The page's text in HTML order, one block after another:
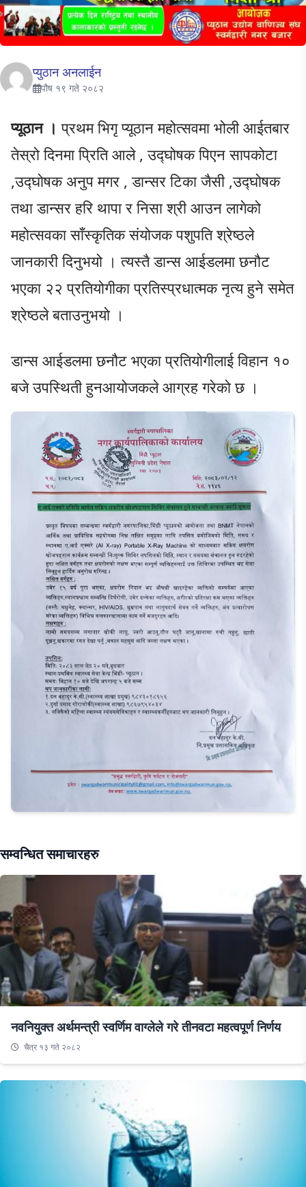
प्युठान अनलाईन
पौष १९ गते २०८२
प्यूठान । प्रथम भिगृ प्यूठान महोत्सवमा भोली आईतबार
तेस्रो दिनमा प्रिति आले , उद्घोषक पिएन सापकोटा
,उद्घोषक अनुप मगर , डान्सर टिका जैसी ,उद्घोषक
तथा डान्सर हरि थापा र निसा श्री आउन लागेको
महोत्सवका साँस्कृतिक संयोजक पशुपति श्रेष्ठले
जानकारी दिनुभयो । त्यस्तै डान्स आईडलमा छनौट
भएका २२ प्रतियोगीका प्रतिस्प्रधात्मक नृत्य हुने समेत
श्रेष्ठले बताउनुभयो ।
डान्स आईडलमा छनौट भएका प्रतियोगीलाई विहान १०
बजे उपस्थिती हुनआयोजकले आग्रह गरेको छ ।
सम्वन्धित समाचारहरु
नवनियुक्त अर्थमन्त्री स्वर्णिम वाग्लेले गरे तीनवटा महत्वपूर्ण निर्णय
चैत्र १३ गते २०८२